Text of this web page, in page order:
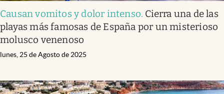
Causan vomitos y dolor intenso. Cierra una de las
playas más famosas de España por un misterioso
molusco venenoso
lunes, 25 de Agosto de 2025